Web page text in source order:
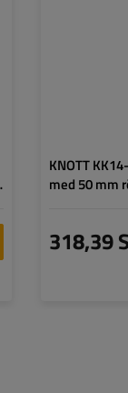
KNOTT
med 50 mm
318,39